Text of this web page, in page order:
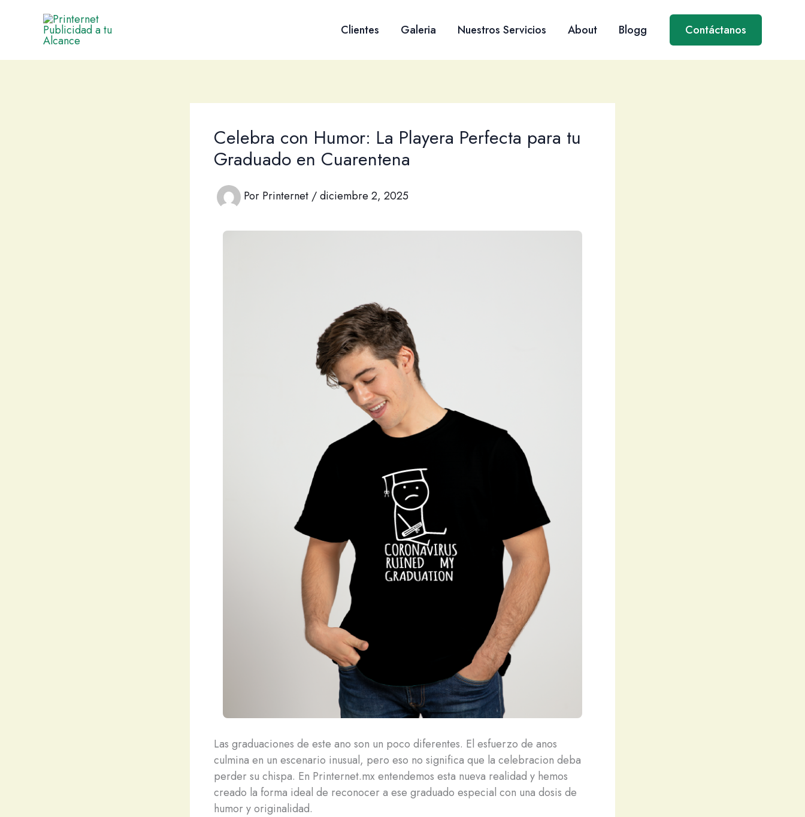
contenido
Clientes Galeria Nuestros Servicios About Blogg Contáctanos
Celebra con Humor: La Playera Perfecta para tu
Graduado en Cuarentena
Por Printernet /diciembre 2, 2025
Las graduaciones de este ano son un poco diferentes. El esfuerzo de anos
culmina en un escenario inusual, pero eso no significa que la celebracion deba
perder su chispa. En Printernet.mx entendemos esta nueva realidad y hemos
creado la forma ideal de reconocer a ese graduado especial con una dosis de
humor y originalidad.